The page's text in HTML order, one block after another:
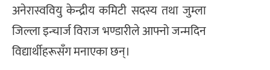
अनेरास्ववियु केन्द्रीय कमिटी सदस्य तथा जुम्ला
जिल्ला इन्चार्ज विराज भण्डारीले आफ्नो जन्मदिन
विद्यार्थीहरूसँग मनाएका छन्।